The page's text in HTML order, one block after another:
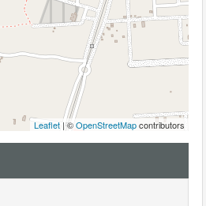
Leaflet | ©OpenStreetMapcontributors